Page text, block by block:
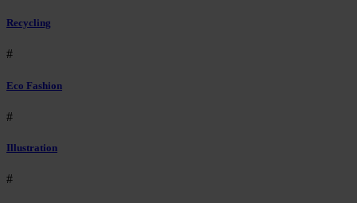
Recycling
#
Eco Fashion
#
Illustration
#